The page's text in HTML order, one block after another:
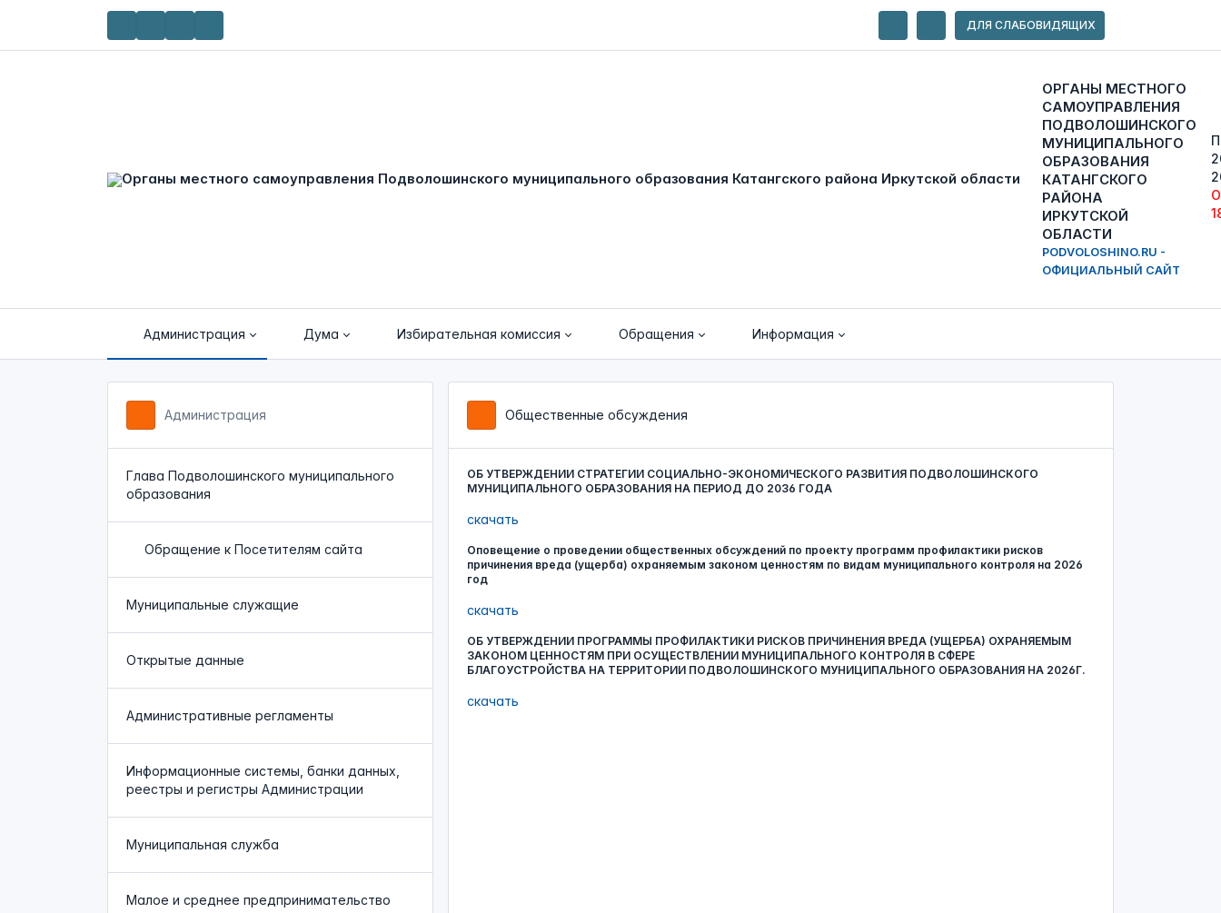
ДЛЯ СЛАБОВИДЯЩИХ
ОРГАНЫ МЕСТНОГО
САМОУПРАВЛЕНИЯ
ПОДВОЛОШИНСКОГО
МУНИЦИПАЛЬНОГО
ОБРАЗОВАНИЯ
КАТАНГСКОГО
РАЙОНА
ИРКУТСКОЙ
ОБЛАСТИ
PODVOLOSHINO.RU -
ОФИЦИАЛЬНЫЙ САЙТ
Администрация Дума Избирательная комиссия Обращения Информация
Администрация
Глава Подволошинского муниципального
образования
Обращение к Посетителям сайта
Муниципальные служащие
Открытые данные
Административные регламенты
Информационные системы, банки данных,
реестры и регистры Администрации
Муниципальная служба
Малое и среднее предпринимательство
Общественные обсуждения
ОБ УТВЕРЖДЕНИИ СТРАТЕГИИ СОЦИАЛЬНО-ЭКОНОМИЧЕСКОГО РАЗВИТИЯ ПОДВОЛОШИНСКОГО
МУНИЦИПАЛЬНОГО ОБРАЗОВАНИЯ НА ПЕРИОД ДО 2036 ГОДА
скачать
Оповещение о проведении общественных обсуждений по проекту программ профилактики рисков
причинения вреда (ущерба) охраняемым законом ценностям по видам муниципального контроля на 2026
год
скачать
ОБ УТВЕРЖДЕНИИ ПРОГРАММЫ ПРОФИЛАКТИКИ РИСКОВ ПРИЧИНЕНИЯ ВРЕДА (УЩЕРБА) ОХРАНЯЕМЫМ
ЗАКОНОМ ЦЕННОСТЯМ ПРИ ОСУЩЕСТВЛЕНИИ МУНИЦИПАЛЬНОГО КОНТРОЛЯ В СФЕРЕ
БЛАГОУСТРОЙСТВА НА ТЕРРИТОРИИ ПОДВОЛОШИНСКОГО МУНИЦИПАЛЬНОГО ОБРАЗОВАНИЯ НА 2026Г.
скачать